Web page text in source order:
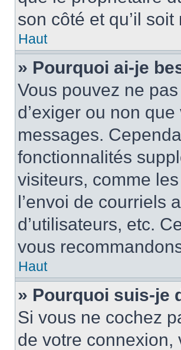
son côté et qu’il
Haut
» Pourquoi ai-je
Vous pouvez ne
d’exiger ou non
messages.
fonctionnalités
visiteurs, comme
l’envoi de courriels
d’utilisateurs, etc.
vous
Haut
» Pourquoi suis-je
Si vous ne cochez
de votre connexion,